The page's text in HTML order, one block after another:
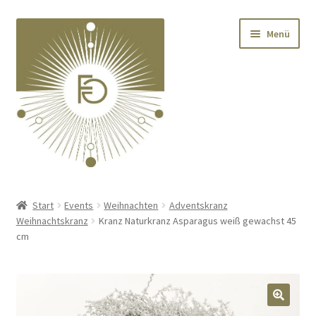
Navigation
springen
springen
Menü
Deko
Start Events Weihnachten
Adventskranz
Weihnachtskranz
Kranz Naturkranz Asparagus weiß gewachst 45
cm